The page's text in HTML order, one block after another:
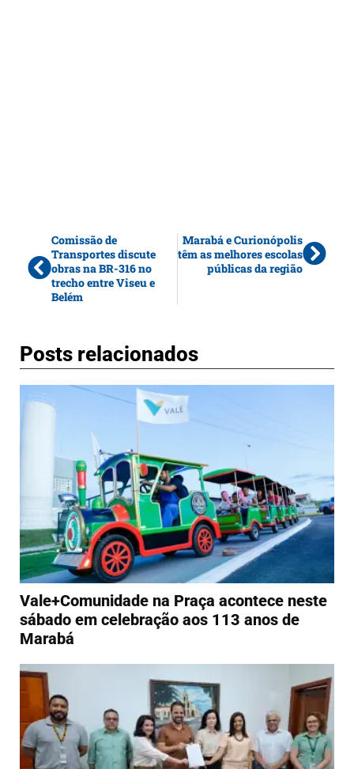
Comissão de
Transportes discute
obras na BR-316 no
trecho entre Viseu e
Belém
Marabá e Curionópolis
têm as melhores escolas
públicas da região
Posts relacionados
Vale+Comunidade na Praça acontece neste
sábado em celebração aos 113 anos de
Marabá